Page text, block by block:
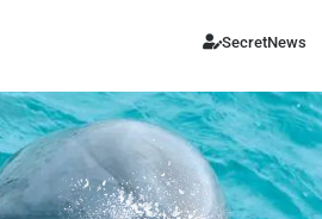
SecretNews
même ! » – Poutine
Prigojine dans un
MMA au Grand
Kremlin à Moscou